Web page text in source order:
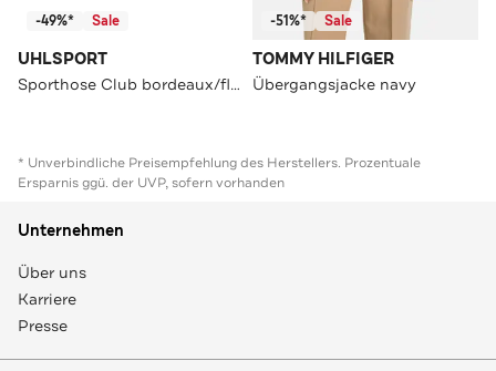
-49%* Sale
UHLSPORT
Sporthose Club bordeaux/fluo gelb Straight
-51%* Sale
TOMMY HILFIGER
Übergangsjacke navy
* Unverbindliche Preisempfehlung des Herstellers. Prozentuale
Ersparnis ggü. der UVP, sofern vorhanden
Unternehmen
Über uns
Karriere
Presse